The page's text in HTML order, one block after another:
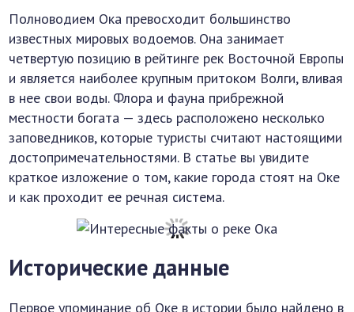
Полноводием Ока превосходит большинство
известных мировых водоемов. Она занимает
четвертую позицию в рейтинге рек Восточной Европы
и является наиболее крупным притоком Волги, вливая
в нее свои воды. Флора и фауна прибрежной
местности богата — здесь расположено несколько
заповедников, которые туристы считают настоящими
достопримечательностями. В статье вы увидите
краткое изложение о том, какие города стоят на Оке
и как проходит ее речная система.
Исторические данные
Первое упоминание об Оке в истории было найдено в